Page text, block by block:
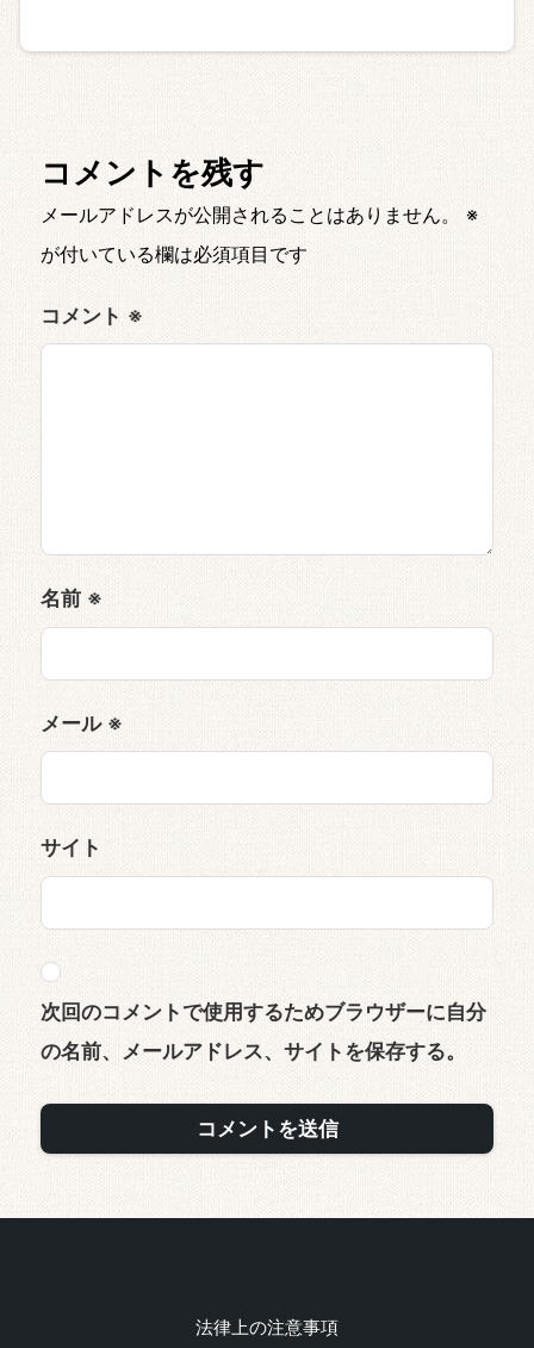
コメントを残す
メールアドレスが公開されることはありません。
※
が付いている欄は必須項目です
コメント ※
名前 ※
メール ※
サイト
次回のコメントで使用するためブラウザーに自分
の名前、メールアドレス、サイトを保存する。
法律上の注意事項